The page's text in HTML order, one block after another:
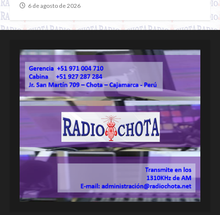
6 de agosto de 2026